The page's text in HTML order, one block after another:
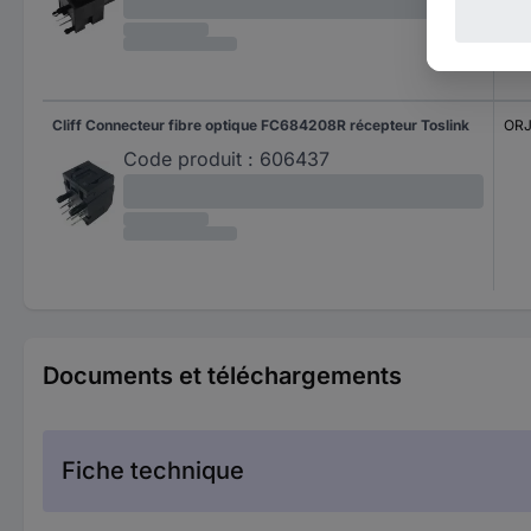
Cliff Connecteur fibre optique FC684208R récepteur Toslink
Code produit : 606437
Documents et téléchargements
Fiche technique